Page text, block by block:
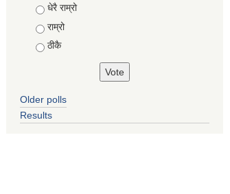
Choices
धेरै राम्रो
राम्रो
ठीकै
Older polls
Results